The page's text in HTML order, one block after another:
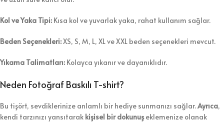
Kol ve Yaka Tipi: Kısa kol ve yuvarlak yaka, rahat kullanım sağlar.
Beden Seçenekleri:XS, S, M, L, XL ve XXL beden seçenekleri mevcut.
Yıkama Talimatları: Kolayca yıkanır ve dayanıklıdır.
Neden Fotoğraf Baskılı T-shirt?
Bu tişört, sevdiklerinize anlamlı bir hediye sunmanızı sağlar.Ayrıca,
kendi tarzınızı yansıtarak kişisel bir dokunuşeklemenize olanak